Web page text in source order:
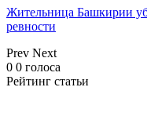
Жительница Башкирии
ревности
Prev Next
0 0 голоса
Рейтинг статьи